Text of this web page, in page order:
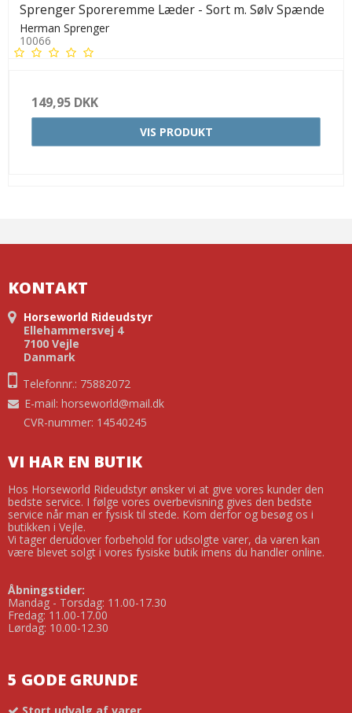
Sprenger Sporeremme Læder - Sort m. Sølv Spænde
Herman Sprenger
10066
149,95 DKK
VIS PRODUKT
KONTAKT
Horseworld Rideudstyr
Ellehammersvej 4
7100 Vejle
Danmark
Telefonnr.: 75882072
E-mail: horseworld@mail.dk
CVR-nummer: 14540245
VI HAR EN BUTIK
Hos Horseworld Rideudstyr ønsker vi at give vores kunder den
bedste service. I følge vores overbevisning gives den bedste
service når man er fysisk til stede. Kom derfor og besøg os i
butikken i Vejle.
Vi tager derudover forbehold for udsolgte varer, da varen kan
være blevet solgt i vores fysiske butik imens du handler online.
Åbningstider:
Mandag - Torsdag: 11.00-17.30
Fredag: 11.00-17.00
Lørdag: 10.00-12.30
5 GODE GRUNDE